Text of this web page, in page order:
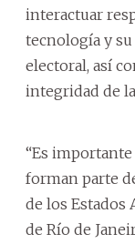
interactuar
tecnología y
electoral, así
integridad de
“Es importante
forman parte
de los Estados
de Río de